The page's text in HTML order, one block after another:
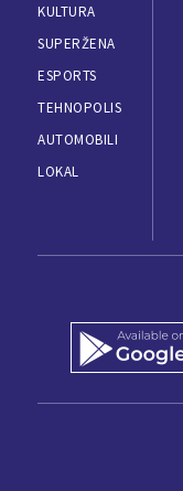
KULTURA
SUPERŽENA
ESPORTS
TEHNOPOLIS
AUTOMOBILI
LOKAL